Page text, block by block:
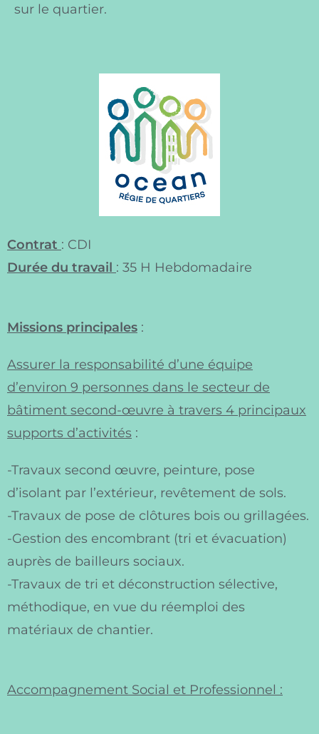
sur le quartier.
Contrat : CDI
Durée du travail : 35 H Hebdomadaire
Missions principales :
Assurer la responsabilité d’une équipe
d’environ 9 personnes dans le secteur de
bâtiment second-œuvre à travers 4 principaux
supports d’activités :
-Travaux second œuvre, peinture, pose
d’isolant par l’extérieur, revêtement de sols.
-Travaux de pose de clôtures bois ou grillagées.
-Gestion des encombrant (tri et évacuation)
auprès de bailleurs sociaux.
-Travaux de tri et déconstruction sélective,
méthodique, en vue du réemploi des
matériaux de chantier.
Accompagnement Social et Professionnel :